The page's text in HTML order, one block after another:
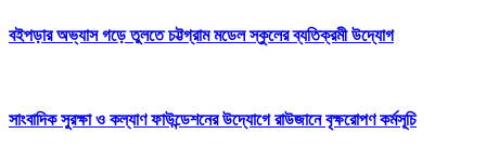
বইপড়ার অভ্যাস গড়ে তুলতে চট্টগ্রাম মডেল স্কুলের ব্যতিক্রমী উদ্যোগ
সাংবাদিক সুরক্ষা ও কল্যাণ ফাউন্ডেশনের উদ্যোগে রাউজানে বৃক্ষরোপণ কর্মসূচি